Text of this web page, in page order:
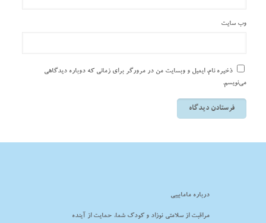
وب‌ سایت
ذخیره نام، ایمیل و وبسایت من در مرورگر برای زمانی که دوباره دیدگاهی
می‌نویسم.
درباره مامابیبی
مراقبت از سلامتی نوزاد و کودک شما، حمایت از آینده